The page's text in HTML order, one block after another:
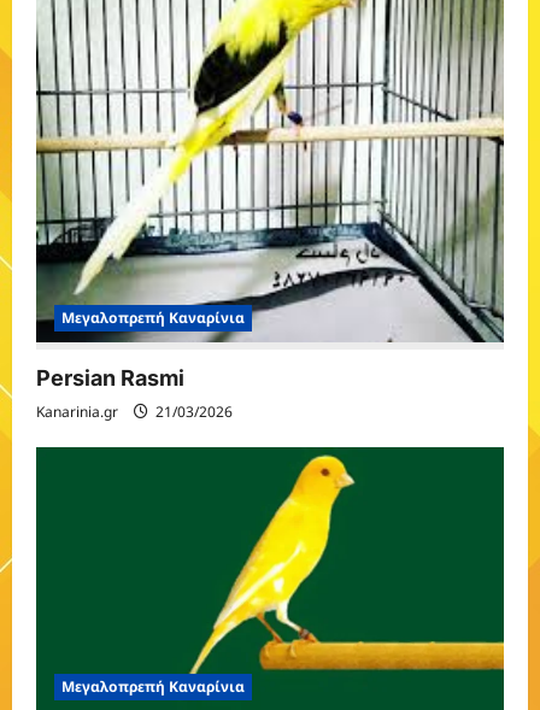
Μεγαλοπρεπή Καναρίνια
Persian Rasmi
Kanarinia.gr 21/03/2026
Μεγαλοπρεπή Καναρίνια